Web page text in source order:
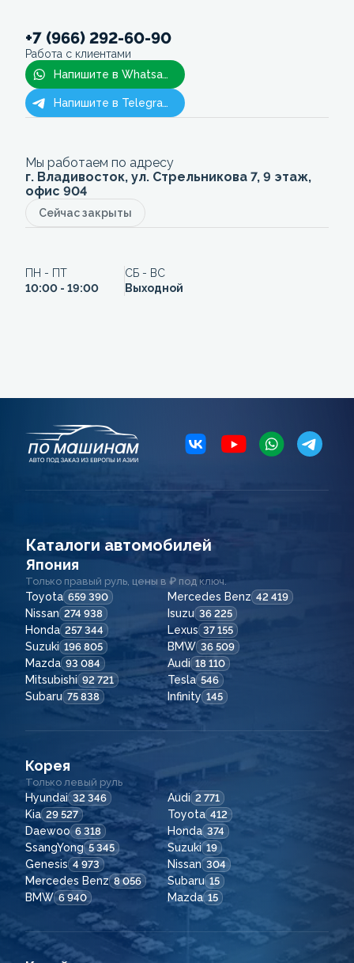
+7 (966) 292-60-90
Работа с клиентами
Напишите в Whatsapp
Напишите в Telegram
Мы работаем по адресу
г. Владивосток, ул. Стрельникова 7, 9 этаж,
офис 904
Сейчас закрыты
ПН - ПТ
10:00 - 19:00
СБ - ВС
Выходной
Каталоги автомобилей
Япония
Только правый руль, цены в ₽ под ключ.
Toyota 659 390 Mercedes Benz 42 419
Nissan 274 938 Isuzu 36 225
Honda 257 344 Lexus 37 155
Suzuki 196 805 BMW 36 509
Mazda 93 084 Audi 18 110
Mitsubishi 92 721 Tesla 546
Subaru 75 838 Infinity 145
Корея
Только левый руль
Hyundai 32 346 Audi 2 771
Kia 29 527 Toyota 412
Daewoo 6 318 Honda 374
SsangYong 5 345 Suzuki 19
Genesis 4 973 Nissan 304
Mercedes Benz 8 056 Subaru 15
BMW 6 940 Mazda 15